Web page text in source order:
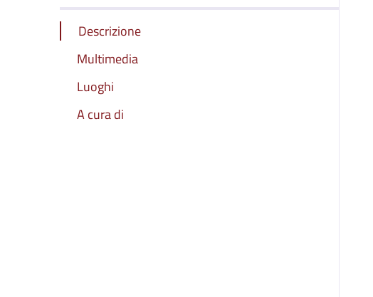
Descrizione
Multimedia
Luoghi
A cura di